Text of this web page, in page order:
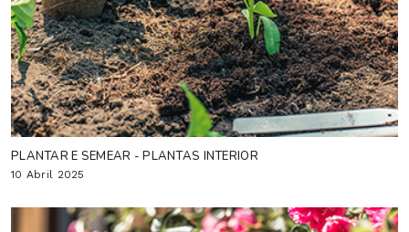
PLANTAR E SEMEAR - PLANTAS INTERIOR
10 Abril 2025